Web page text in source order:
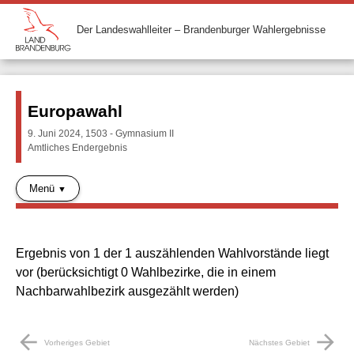
Der Landeswahlleiter – Brandenburger Wahlergebnisse
Europawahl
9. Juni 2024, 1503 - Gymnasium II
Amtliches Endergebnis
Menü
Ergebnis von 1 der 1 auszählenden Wahlvorstände liegt
vor (berücksichtigt 0 Wahlbezirke, die in einem
Nachbarwahlbezirk ausgezählt werden)
arrow_back Vorheriges Gebiet Nächstes Gebiet arrow_forward